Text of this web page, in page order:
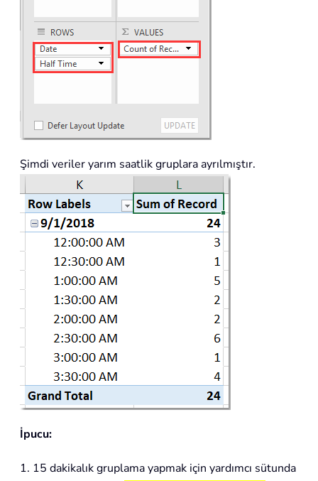
Şimdi veriler yarım saatlik gruplara ayrılmıştır.
İpucu:
1. 15 dakikalık gruplama yapmak için yardımcı sütunda